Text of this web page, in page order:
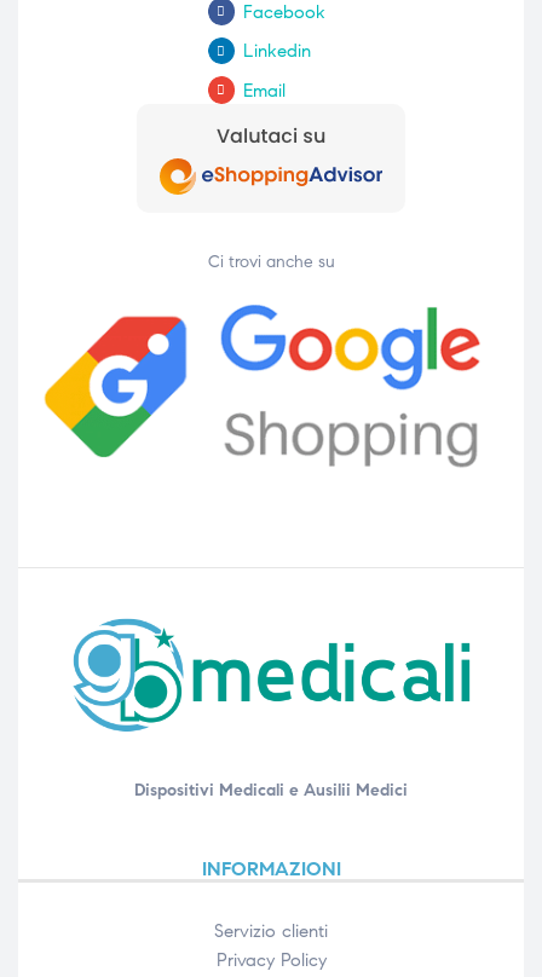
Facebook
Linkedin
Email
Ci trovi anche su
Dispositivi Medicali e Ausilii Medici
INFORMAZIONI
Servizio clienti
Privacy Policy